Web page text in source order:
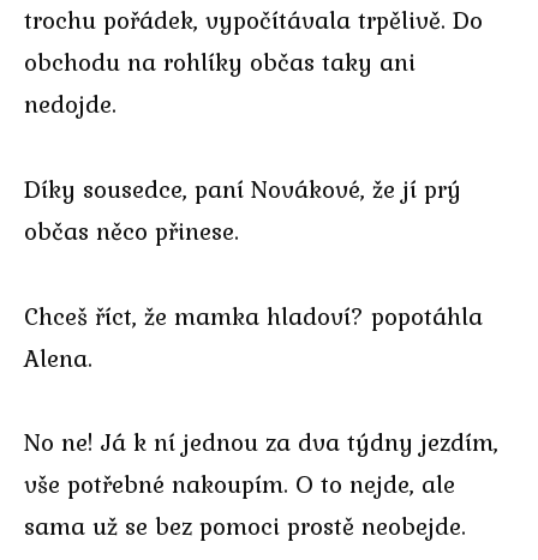
trochu pořádek, vypočítávala trpělivě. Do
obchodu na rohlíky občas taky ani
nedojde.
Díky sousedce, paní Novákové, že jí prý
občas něco přinese.
Chceš říct, že mamka hladoví? popotáhla
Alena.
No ne! Já k ní jednou za dva týdny jezdím,
vše potřebné nakoupím. O to nejde, ale
sama už se bez pomoci prostě neobejde.